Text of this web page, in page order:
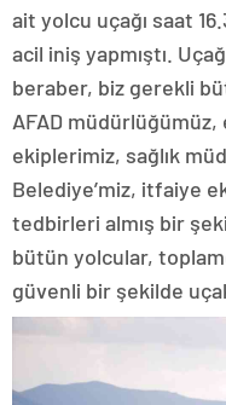
ait yolcu uçağı saat
acil iniş yapmıştı.
beraber, biz gerekli
AFAD
ekiplerimiz, sağlık
Belediye’miz, itfaiye
tedbirleri almış bir
bütün yolcular,
güvenli bir şekilde